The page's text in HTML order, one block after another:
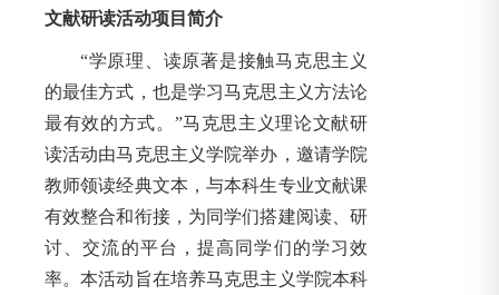
文献研读活动项目简介
“学原理、读原著是接触马克思主义
的最佳方式，也是学习马克思主义方法论
最有效的方式。”马克思主义理论文献研
读活动由马克思主义学院举办，邀请学院
教师领读经典文本，与本科生专业文献课
有效整合和衔接，为同学们搭建阅读、研
讨、交流的平台，提高同学们的学习效
率。本活动旨在培养马克思主义学院本科